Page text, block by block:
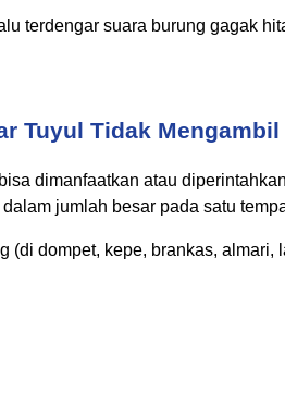
terdengar suara burung gagak
Tuyul Tidak
dimanfaatkan atau
jumlah besar pada satu
dompet, kepe, brankas,